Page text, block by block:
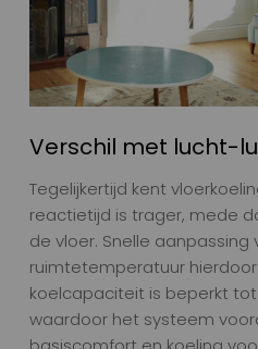
Verschil met lucht-
Tegelijkertijd kent
reactietijd is trager, mede
de vloer. Snelle aanpassing
ruimtetemperatuur hierdoor
koelcapaciteit is beperkt tot
waardoor het systeem